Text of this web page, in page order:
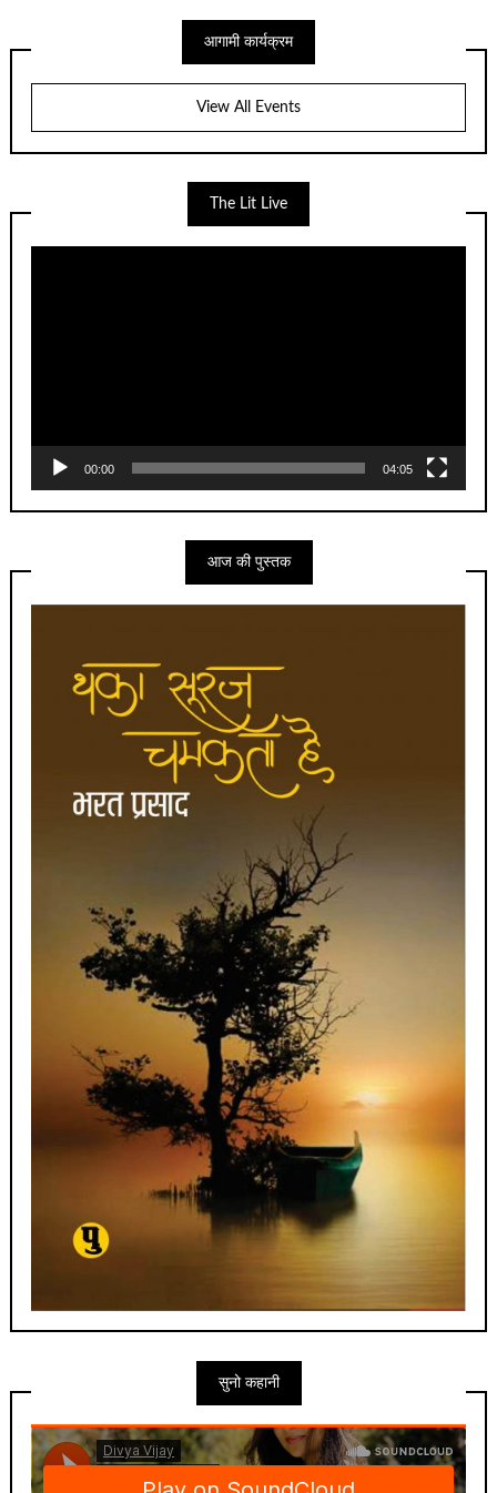
आगामी कार्यक्रम
View All Events
The Lit Live
00:00 04:05
आज की पुस्तक
सुनो कहानी